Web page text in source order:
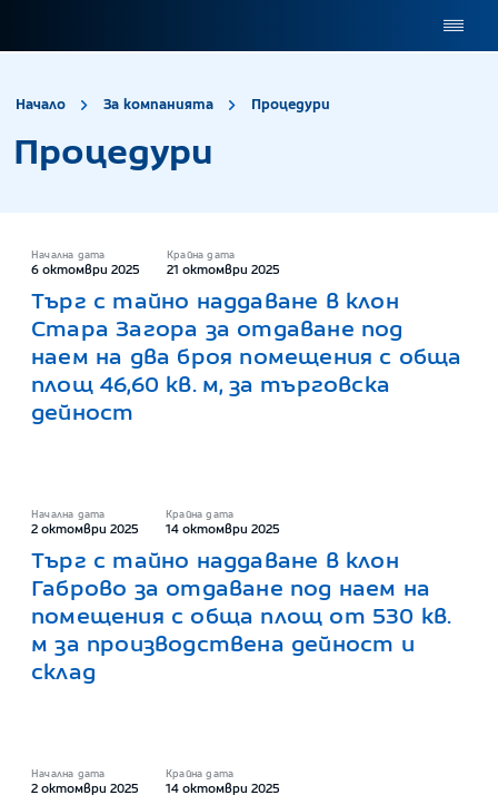
Начало За компанията Процедури
Процедури
Начална дата
6 октомври 2025
Крайна дата
21 октомври 2025
Търг с тайно наддаване в клон
Стара Загора за отдаване под
наем на два броя помещения с обща
площ 46,60 кв. м, за търговска
дейност
Начална дата
2 октомври 2025
Крайна дата
14 октомври 2025
Търг с тайно наддаване в клон
Габрово за отдаване под наем на
помещения с обща площ от 530 кв.
м за производствена дейност и
склад
Начална дата
2 октомври 2025
Крайна дата
14 октомври 2025